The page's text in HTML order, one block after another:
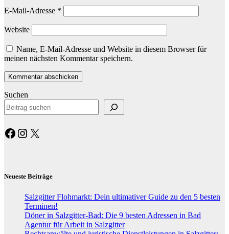
E-Mail-Adresse *
Website
Name, E-Mail-Adresse und Website in diesem Browser für
meinen nächsten Kommentar speichern.
Suchen
Facebook
Instagram
X
Neueste Beiträge
Salzgitter Flohmarkt: Dein ultimativer Guide zu den 5 besten
Terminen!
Döner in Salzgitter-Bad: Die 9 besten Adressen in Bad
Agentur für Arbeit in Salzgitter